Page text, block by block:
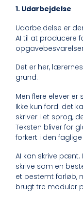
1. Udarbejdelse
Udarbejdelse er
AI til at producere
Det er her,
grund.
Men flere elever er
Ikke kun fordi det
skriver i et sprog,
Teksten bliver for
forkert i den
AI kan skrive pænt.
skrive som en
et bestemt forløb,
brugt tre moduler